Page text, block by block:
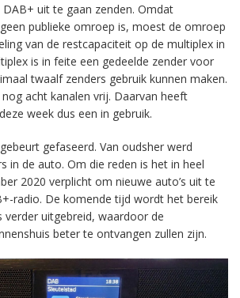
uit te gaan zenden. Omdat
publieke omroep is, moest de omroep
van de restcapaciteit op de multiplex in
is in feite een gedeelde zender voor
twaalf zenders gebruik kunnen maken.
acht kanalen vrij. Daarvan heeft
week dus een in gebruik.
gefaseerd. Van oudsher werd
in de auto. Om die reden is het in heel
2020 verplicht om nieuwe auto’s uit te
radio. De komende tijd wordt het bereik
verder uitgebreid, waardoor de
beter te ontvangen zullen zijn.